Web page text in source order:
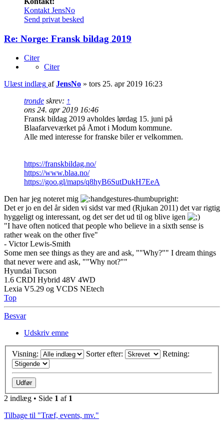
Kontakt JensNo
Send privat besked
Re: Norge: Fransk bildag 2019
Citer
Citer
Ulæst indlæg afJensNo » tors 25. apr 2019 16:23
tronde skrev: ↑
ons 24. apr 2019 16:46
Fransk bildag 2019 avholdes lørdag 15. juni på
Blaafarveværket på Åmot i Modum kommune.
Alle med interesse for franske biler er velkommen.
https://franskbildag.no/
https://www.blaa.no/
https://goo.gl/maps/q8hyB6SutDukH7EeA
Den har jeg noteret mig
Det er jo en del år siden vi sidst var med (Rjukan 2011) det var rigtig
hyggeligt og interessant, og det ser det ud til og blive igen
"I have often noticed that people who believe in a sixth sense is
rather weak on the other five"
- Victor Lewis-Smith
Some men see things as they are and ask, ""Why?"" I dream things
that never were and ask, ""Why not?""
Hyundai Tucson
1.6 CRDI Hybrid 48V 4WD
Lexia V5.29 og VCDS NEtech
Top
Besvar
Udskriv emne
Visning: Sorter efter: Retning:
2 indlæg • Side 1 af 1
Tilbage til "Træf, events, mv."